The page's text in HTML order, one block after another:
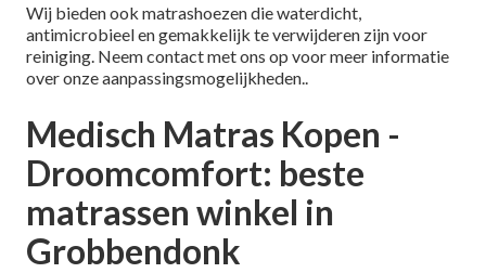
Wij bieden ook matrashoezen die waterdicht,
antimicrobieel en gemakkelijk te verwijderen zijn voor
reiniging. Neem contact met ons op voor meer informatie
over onze aanpassingsmogelijkheden..
Medisch Matras Kopen -
Droomcomfort: beste
matrassen winkel in
Grobbendonk